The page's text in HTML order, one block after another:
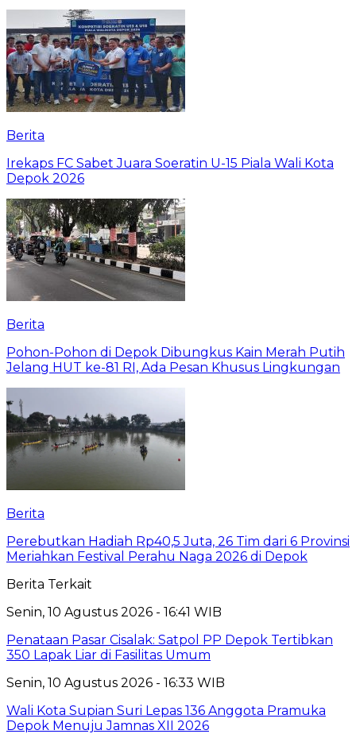
Berita
Irekaps FC Sabet Juara Soeratin U-15 Piala Wali Kota
Depok 2026
Berita
Pohon-Pohon di Depok Dibungkus Kain Merah Putih
Jelang HUT ke-81 RI, Ada Pesan Khusus Lingkungan
Berita
Perebutkan Hadiah Rp40,5 Juta, 26 Tim dari 6 Provinsi
Meriahkan Festival Perahu Naga 2026 di Depok
Berita Terkait
Senin, 10 Agustus 2026 - 16:41 WIB
Penataan Pasar Cisalak: Satpol PP Depok Tertibkan
350 Lapak Liar di Fasilitas Umum
Senin, 10 Agustus 2026 - 16:33 WIB
Wali Kota Supian Suri Lepas 136 Anggota Pramuka
Depok Menuju Jamnas XII 2026